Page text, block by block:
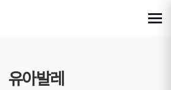
유아발레